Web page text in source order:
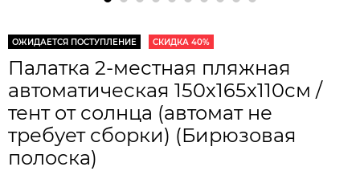
ОЖИДАЕТСЯ ПОСТУПЛЕНИЕ СКИДКА 40%
Палатка 2-местная пляжная
автоматическая 150х165х110см /
тент от солнца (автомат не
требует сборки) (Бирюзовая
полоска)